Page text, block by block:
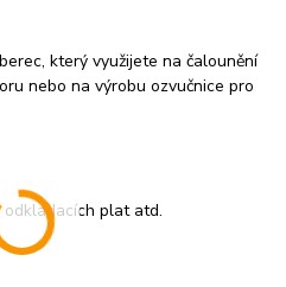
který využijete na čalounění
nebo na výrobu ozvučnice pro
plat atd.